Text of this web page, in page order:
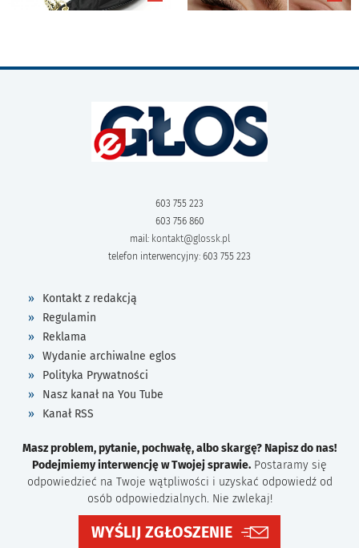
603 755 223
603 756 860
mail: kontakt@glossk.pl
telefon interwencyjny: 603 755 223
Kontakt z redakcją
Regulamin
Reklama
Wydanie archiwalne eglos
Polityka Prywatności
Nasz kanał na You Tube
Kanał RSS
Masz problem, pytanie, pochwałę, albo skargę? Napisz do nas!
Podejmiemy interwencję w Twojej sprawie. Postaramy się
odpowiedzieć na Twoje wątpliwości i uzyskać odpowiedź od
osób odpowiedzialnych. Nie zwlekaj!
WYŚLIJ ZGŁOSZENIE